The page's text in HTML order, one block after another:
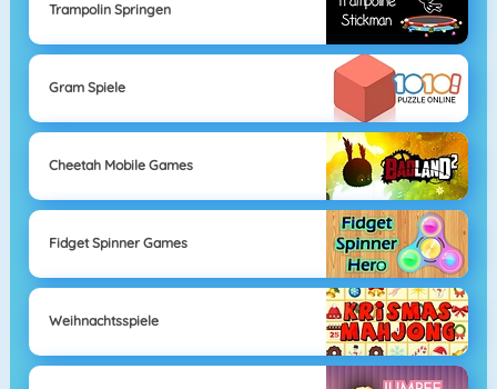
Trampolin Springen
Gram Spiele
Cheetah Mobile Games
Fidget Spinner Games
Weihnachtsspiele